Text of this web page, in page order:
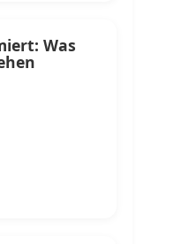
Was